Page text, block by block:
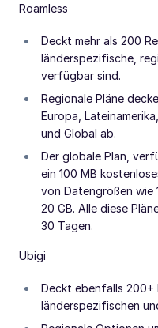
Roamless
Deckt mehr als 200
länderspezifische,
verfügbar sind.
Regionale Pläne
Europa,
und Global ab.
Der globale Plan,
ein 100 MB
von Datengrößen wie
20 GB. Alle diese
30 Tagen.
Ubigi
Deckt ebenfalls 200+
länderspezifischen